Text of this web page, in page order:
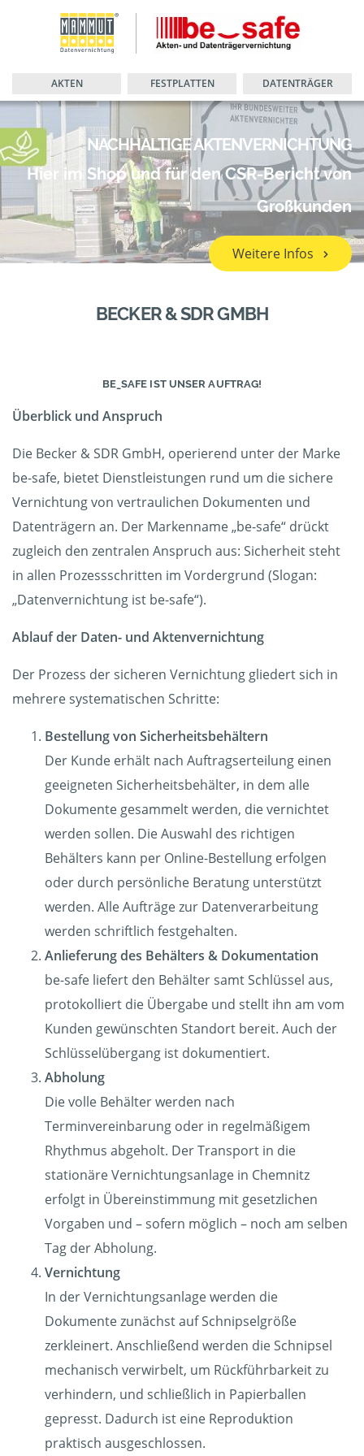
AKTEN FESTPLATTEN DATENTRÄGER
NACHHALTIGE AKTENVERNICHTUNG
Hier im Shop und für den CSR-Bericht von
Großkunden
Weitere Infos
BECKER & SDR GMBH
BE_SAFE IST UNSER AUFTRAG!
Überblick und Anspruch
Die Becker & SDR GmbH, operierend unter der Marke
be-safe, bietet Dienstleistungen rund um die sichere
Vernichtung von vertraulichen Dokumenten und
Datenträgern an. Der Markenname „be-safe“ drückt
zugleich den zentralen Anspruch aus: Sicherheit steht
in allen Prozessschritten im Vordergrund (Slogan:
„Datenvernichtung ist be-safe“).
Ablauf der Daten- und Aktenvernichtung
Der Prozess der sicheren Vernichtung gliedert sich in
mehrere systematischen Schritte:
Bestellung von Sicherheitsbehältern
Der Kunde erhält nach Auftragserteilung einen
geeigneten Sicherheitsbehälter, in dem alle
Dokumente gesammelt werden, die vernichtet
werden sollen. Die Auswahl des richtigen
Behälters kann per Online-Bestellung erfolgen
oder durch persönliche Beratung unterstützt
werden. Alle Aufträge zur Datenverarbeitung
werden schriftlich festgehalten.
Anlieferung des Behälters & Dokumentation
be-safe liefert den Behälter samt Schlüssel aus,
protokolliert die Übergabe und stellt ihn am vom
Kunden gewünschten Standort bereit. Auch der
Schlüsselübergang ist dokumentiert.
Abholung
Die volle Behälter werden nach
Terminvereinbarung oder in regelmäßigem
Rhythmus abgeholt. Der Transport in die
stationäre Vernichtungsanlage in Chemnitz
erfolgt in Übereinstimmung mit gesetzlichen
Vorgaben und – sofern möglich – noch am selben
Tag der Abholung.
Vernichtung
In der Vernichtungsanlage werden die
Dokumente zunächst auf Schnipselgröße
zerkleinert. Anschließend werden die Schnipsel
mechanisch verwirbelt, um Rückführbarkeit zu
verhindern, und schließlich in Papierballen
gepresst. Dadurch ist eine Reproduktion
praktisch ausgeschlossen.